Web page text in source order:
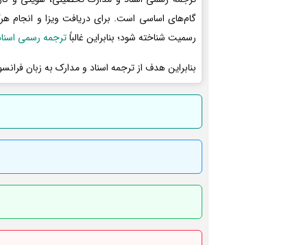
گام‌های اساسی است. برای دریافت ویزا و انجام
رسمیت شناخته شود؛ بنابراین غالباًترجمه رسمی
بنابراین هدف از ترجمه اسناد و مدارک به زبان